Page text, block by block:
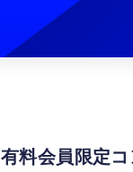
有料会員限定